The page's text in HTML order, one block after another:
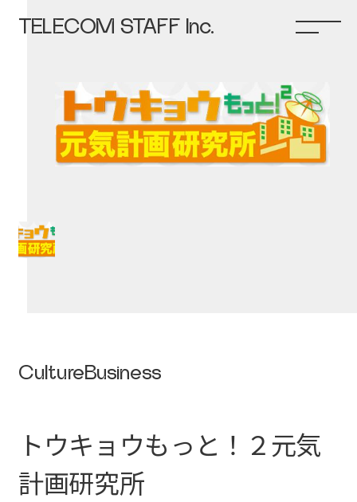
TELECOM STAFF Inc.
CultureBusiness
トウキョウもっと！２元気
計画研究所